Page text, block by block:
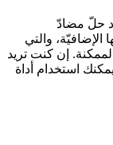
حلّ مضادّ
والتي
إن كنت تريد
استخدام أداة